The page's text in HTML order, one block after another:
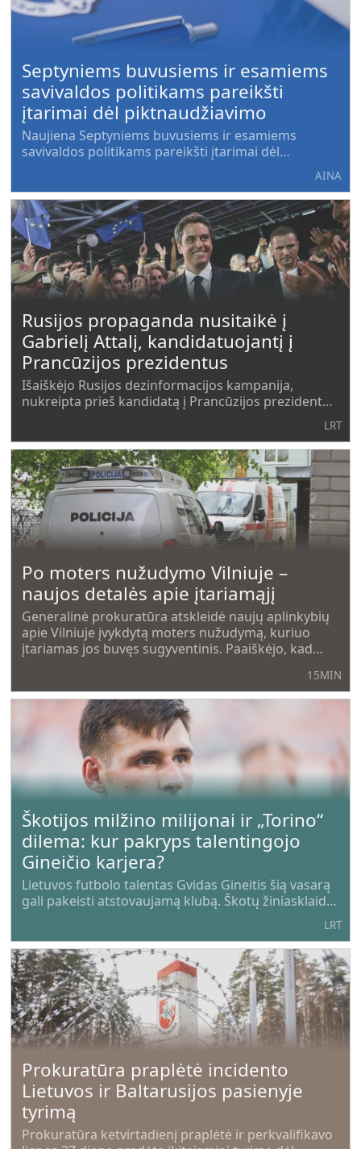
Septyniems buvusiems ir esamiems
savivaldos politikams pareikšti
įtarimai dėl piktnaudžiavimo
Naujiena Septyniems buvusiems ir esamiems
savivaldos politikams pareikšti įtarimai dėl
piktnaudžiavimo pirma pasirode AINA - Aukštaitijos
AINA
Rusijos propaganda nusitaikė į
Gabrielį Attalį, kandidatuojantį į
Prancūzijos prezidentus
Išaiškėjo Rusijos dezinformacijos kampanija,
nukreipta prieš kandidatą į Prancūzijos prezidentus
LRT
Po moters nužudymo Vilniuje –
naujos detalės apie įtariamąjį
Generalinė prokuratūra atskleidė naujų aplinkybių
apie Vilniuje įvykdytą moters nužudymą, kuriuo
įtariamas jos buvęs sugyventinis. Paaiškėjo, kad
15MIN
Škotijos milžino milijonai ir „Torino“
dilema: kur pakryps talentingojo
Gineičio karjera?
Lietuvos futbolo talentas Gvidas Gineitis šią vasarą
gali pakeisti atstovaujamą klubą. Škotų žiniasklaida
įnirtingai siekia išpirkti 22-ejų mažeikiškį iš „Torino“
klubo Italijos
LRT
Prokuratūra praplėtė incidento
Lietuvos ir Baltarusijos pasienyje
tyrimą
Prokuratūra ketvirtadienį praplėtė ir perkvalifikavo